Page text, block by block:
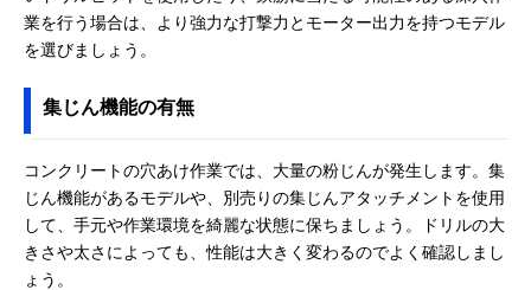
業を行う場合は、より強力な打撃力とモーター出力を持つモデル
を選びましょう。
集じん機能の有無
コンクリートの穴あけ作業では、大量の粉じんが発生します。集
じん機能があるモデルや、別売りの集じんアタッチメントを使用
して、手元や作業環境を綺麗な状態に保ちましょう。ドリルの大
きさや太さによっても、性能は大きく変わるのでよく確認しまし
ょう。